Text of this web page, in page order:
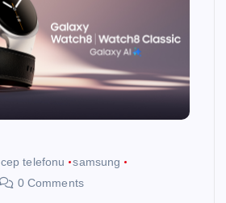
cep telefonu
samsung
0 Comments